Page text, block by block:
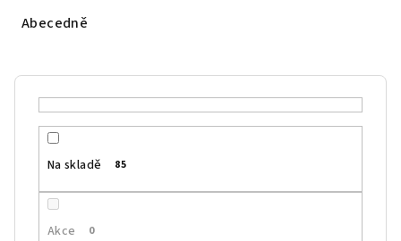
Abecedně
Na skladě 85
Akce 0